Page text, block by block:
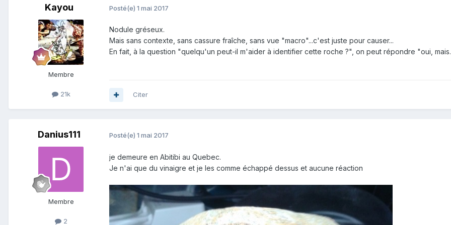
Kayou
Membre
21k
Posté(e) 1 mai 2017
Nodule gréseux.
Mais sans contexte, sans cassure fraîche, sans vue "macro"...c'est juste pour causer...
En fait, à la question "quelqu'un peut-il m'aider à identifier cette roche ?", on peut répondre "oui,
Citer
Danius111
Membre
2
Posté(e) 1 mai 2017
je demeure en Abitibi au Quebec.
Je n'ai que du vinaigre et je les comme échappé dessus et aucune réaction